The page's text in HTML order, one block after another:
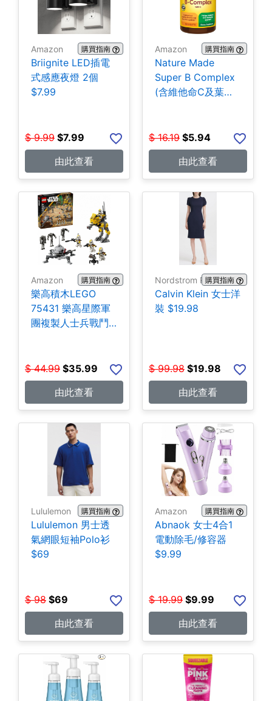
Amazon 購買指南
Briignite LED插電
式感應夜燈 2個
$7.99
$ 9.99 $7.99
由此查看
Amazon 購買指南
Nature Made
Super B Complex
(含維他命C及葉酸)
$ 16.19 $5.94
由此查看
Amazon 購買指南
樂高積木LEGO
75431 樂高星際軍
團複製人士兵戰鬥
$ 44.99 $35.99
由此查看
Nordstrom Rack購買指南
Calvin Klein 女士洋
裝 $19.98
$ 99.98 $19.98
由此查看
Lululemon 購買指南
Lululemon 男士透
氣網眼短袖Polo衫
$69
$ 98 $69
由此查看
Amazon 購買指南
Abnaok 女士4合1
電動除毛/修容器
$9.99
$ 19.99 $9.99
由此查看